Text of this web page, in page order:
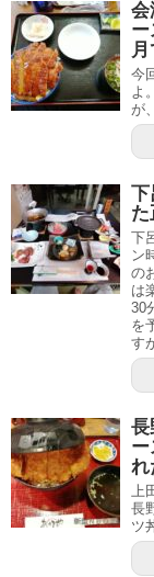
会
今
よ
が
下
た
下
ン
の
は
30
を
す
長
れ
長
ツ